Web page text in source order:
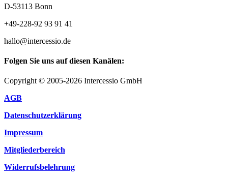
D-53113 Bonn
+49-228-92 93 91 41
hallo@intercessio.de
Folgen Sie uns auf diesen Kanälen:
Copyright © 2005-2026 Intercessio GmbH
AGB
Datenschutzerklärung
Impressum
Mitgliederbereich
Widerrufsbelehrung